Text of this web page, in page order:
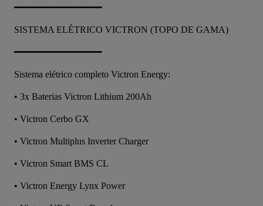
━━━━━━━━━━━━━━━
SISTEMA ELÉTRICO VICTRON (TOPO DE GAMA)
━━━━━━━━━━━━━━━
Sistema elétrico completo Victron Energy:
• 3x Baterias Victron Lithium 200Ah
• Victron Cerbo GX
• Victron Multiplus Inverter Charger
• Victron Smart BMS CL
• Victron Energy Lynx Power